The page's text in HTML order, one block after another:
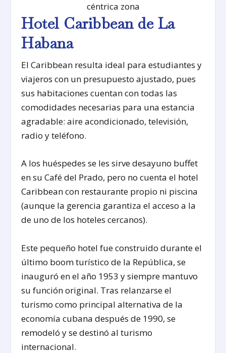
céntrica zona
Hotel Caribbean de La
Habana
El Caribbean resulta ideal para estudiantes y
viajeros con un presupuesto ajustado, pues
sus habitaciones cuentan con todas las
comodidades necesarias para una estancia
agradable: aire acondicionado, televisión,
radio y teléfono.
A los huéspedes se les sirve desayuno buffet
en su Café del Prado, pero no cuenta el hotel
Caribbean con restaurante propio ni piscina
(aunque la gerencia garantiza el acceso a la
de uno de los hoteles cercanos).
Este pequeño hotel fue construido durante el
último boom turístico de la República, se
inauguró en el año 1953 y siempre mantuvo
su función original. Tras relanzarse el
turismo como principal alternativa de la
economía cubana después de 1990, se
remodeló y se destinó al turismo
internacional.